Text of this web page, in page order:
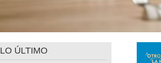
LO ÚLTIMO